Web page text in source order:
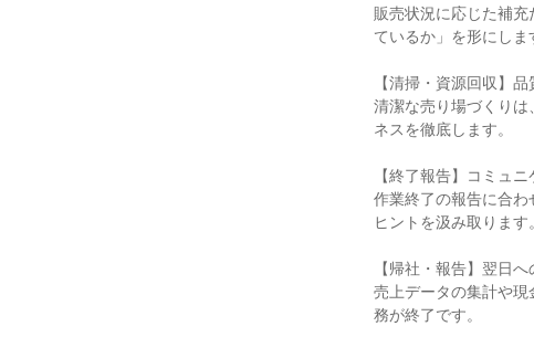
販売状況に応じた補
ているか」を形にしま
【清掃・資源回収】
清潔な売り場づくり
ネスを徹底します。
【終了報告】コミュ
作業終了の報告に合
ヒントを汲み取ります。
【帰社・報告】翌日
売上データの集計や
務が終了です。